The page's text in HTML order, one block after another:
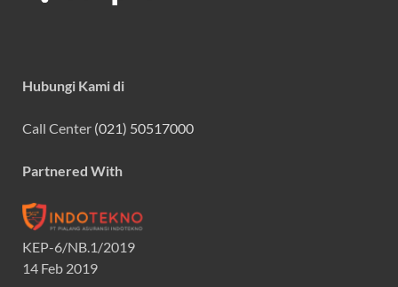
Hubungi Kami di
Call Center (021) 50517000
Partnered With
KEP-6/NB.1/2019
14 Feb 2019